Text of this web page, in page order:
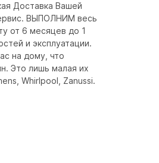
Доставка Вашей
ВЫПОЛНИМ весь
от 6 месяцев до 1
и эксплуатации.
на дому, что
Это лишь малая их
Whirlpool, Zanussi.